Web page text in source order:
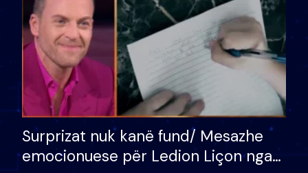
Surprizat nuk kanë fund/ Mesazhe
emocionuese për Ledion Liçon nga